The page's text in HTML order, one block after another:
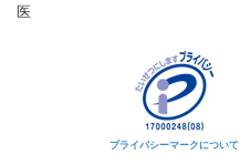
医
プライバシーマークについて